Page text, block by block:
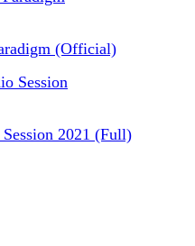
(Official)
2021 (Full)